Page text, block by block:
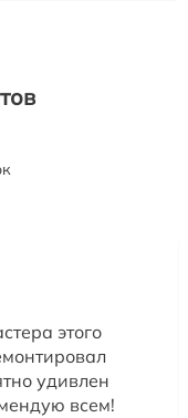
этого
удивлен
всем!